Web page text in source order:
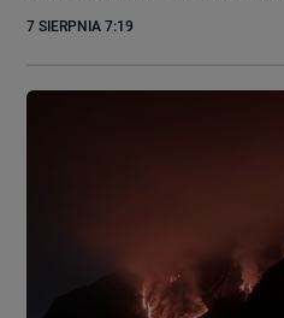
7 SIERPNIA 7:19